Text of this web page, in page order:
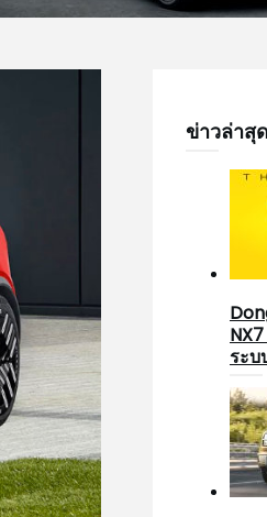
ข่าวล่าสุด
ระบ